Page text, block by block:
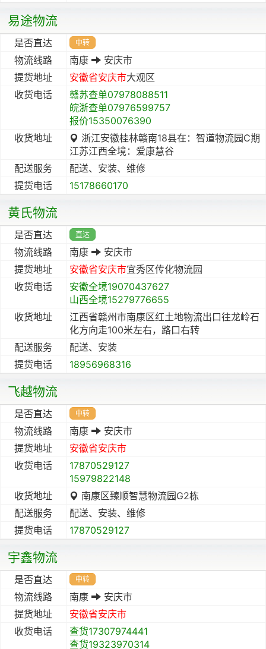
易途物流
是否直达 中转
物流线路 南康
安庆市
提货地址
安徽省安庆市大观区
收货电话
赣苏查单07978088511
皖浙查单07976599757
报价15350076390
收货地址
浙江安徽桂林赣南18县在：智道物流园C期
江苏江西全境：爱康慧谷
配送服务
配送、安装、维修
提货电话
15178660170
黄氏物流
是否直达 直达
物流线路 南康
安庆市
提货地址
安徽省安庆市宜秀区传化物流园
收货电话
安徽全境19070437627
山西全境15279776655
收货地址
江西省赣州市南康区红土地物流出口往龙岭石
化方向走100米左右，路口右转
配送服务
配送、安装
提货电话
18956968316
飞越物流
是否直达 中转
物流线路 南康
安庆市
提货地址
安徽省安庆市
收货电话
17870529127
15979822148
收货地址
南康区臻顺智慧物流园G2栋
配送服务
配送、安装、维修
提货电话
17870529127
宇鑫物流
是否直达 中转
物流线路 南康
安庆市
提货地址
安徽省安庆市
收货电话
查货17307974441
查货19323970314